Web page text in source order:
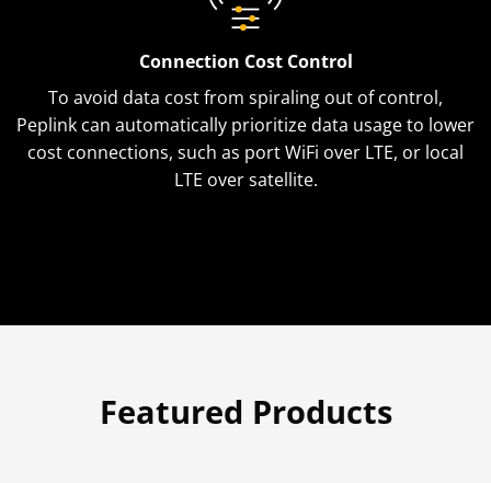
Connection Cost Control
To avoid data cost from spiraling out of control,
Peplink can automatically prioritize data usage to lower
cost connections, such as port WiFi over LTE, or local
LTE over satellite.
Featured Products